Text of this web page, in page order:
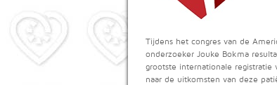
Tijdens het congres van de
onderzoeker Jouke Bokma
grootste internationale registratie
naar de uitkomsten van deze